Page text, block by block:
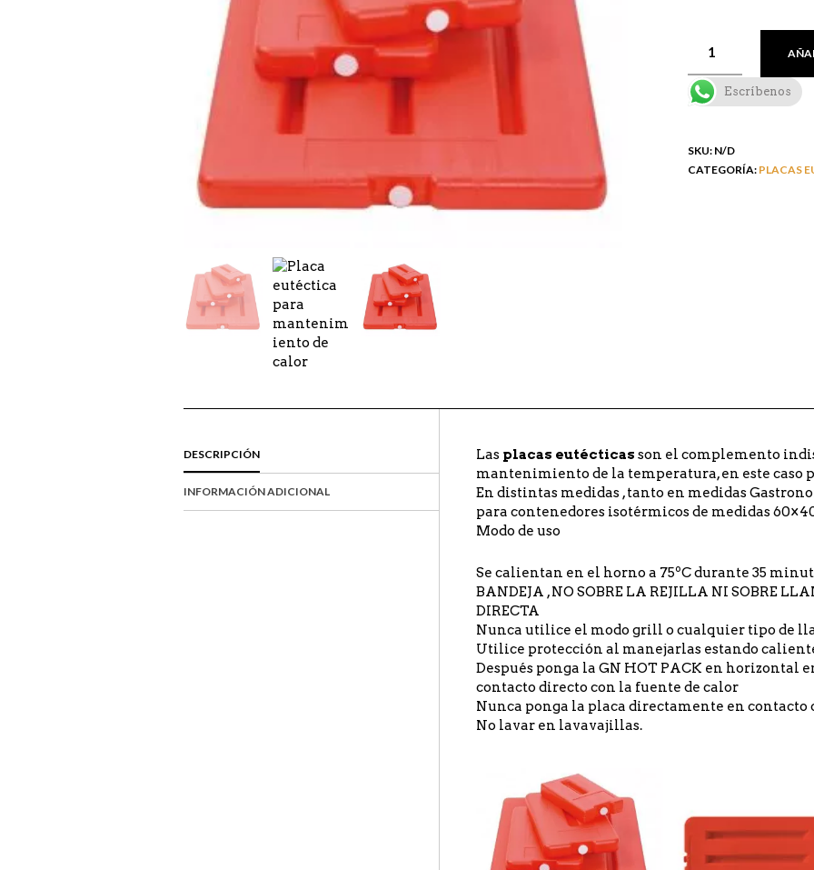
Escríbenos
SKU: N/D
CATEGORÍA: PLACAS
DESCRIPCIÓN
INFORMACIÓN ADICIONAL
Las placas eutécticas son el complemento
mantenimiento de la temperatura, en este caso
En distintas medidas , tanto en medidas
para contenedores isotérmicos de medidas
Modo de uso
Se calientan en el horno a 75ºC durante 35
BANDEJA , NO SOBRE LA REJILLA NI SOBRE
DIRECTA
Nunca utilice el modo grill o cualquier tipo de
Utilice protección al manejarlas estando
Después ponga la GN HOT PACK en horizontal
contacto directo con la fuente de calor
Nunca ponga la placa directamente en contacto
No lavar en lavavajillas.